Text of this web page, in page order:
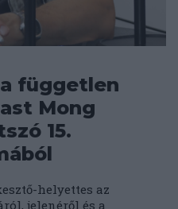
független
Mong
15.
helyettes az
jelenéről és a